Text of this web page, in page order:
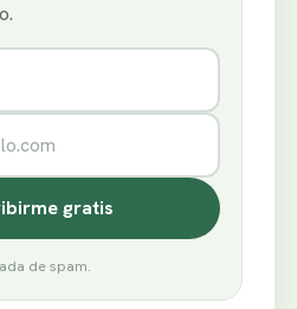
gratis
de spam.